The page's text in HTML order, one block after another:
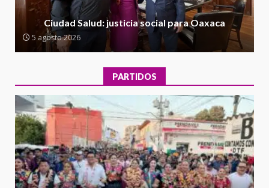
3
Encuentro de Ariadna Montiel
con el Gobernador Salomón Jara
Cruz reafirma la consolidación
de la transformación en
territorio oaxaqueño
30 julio 2026
4
presencia institucional en San
Juan Mazatlán
20 julio 2026
Sanciona Municipio de Oaxaca
de Juárez caso de maltrato
Ciudad Salud: justicia social para Oaxaca
5 agosto 2026
PARTIDOS